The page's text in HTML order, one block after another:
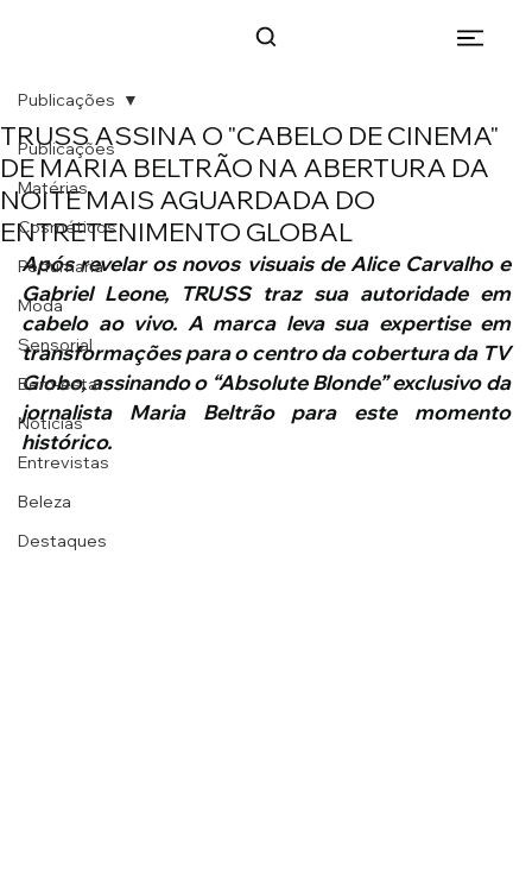
Publicações
Matérias
Cosméticos
Perfumaria
Moda
Sensorial
Bem-estar
Notícias
Entrevistas
Beleza
Destaques
Publicações
TRUSS ASSINA O "CABELO DE CINEMA"
DE MARIA BELTRÃO NA ABERTURA DA
NOITE MAIS AGUARDADA DO
ENTRETENIMENTO GLOBAL
Após revelar os novos visuais de Alice Carvalho e
Gabriel Leone, TRUSS traz sua autoridade em
cabelo ao vivo. A marca leva sua expertise em
transformações para o centro da cobertura da TV
Globo, assinando o “Absolute Blonde” exclusivo da
jornalista Maria Beltrão para este momento
histórico.